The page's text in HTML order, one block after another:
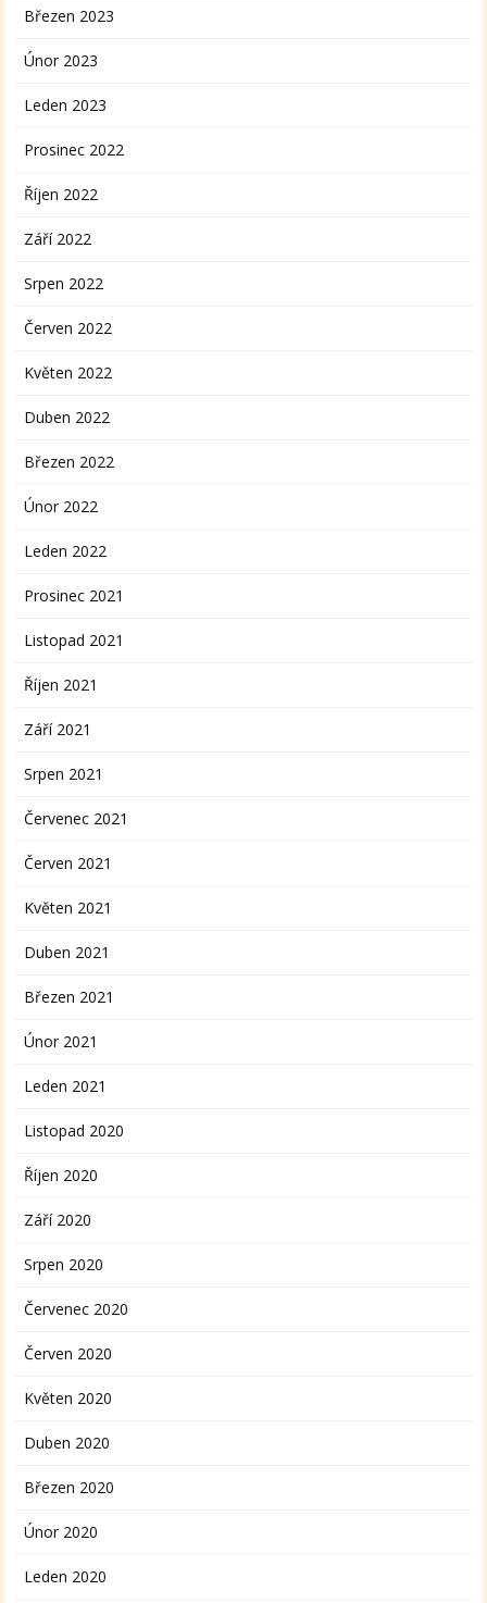
Březen 2023
Únor 2023
Leden 2023
Prosinec 2022
Říjen 2022
Září 2022
Srpen 2022
Červen 2022
Květen 2022
Duben 2022
Březen 2022
Únor 2022
Leden 2022
Prosinec 2021
Listopad 2021
Říjen 2021
Září 2021
Srpen 2021
Červenec 2021
Červen 2021
Květen 2021
Duben 2021
Březen 2021
Únor 2021
Leden 2021
Listopad 2020
Říjen 2020
Září 2020
Srpen 2020
Červenec 2020
Červen 2020
Květen 2020
Duben 2020
Březen 2020
Únor 2020
Leden 2020